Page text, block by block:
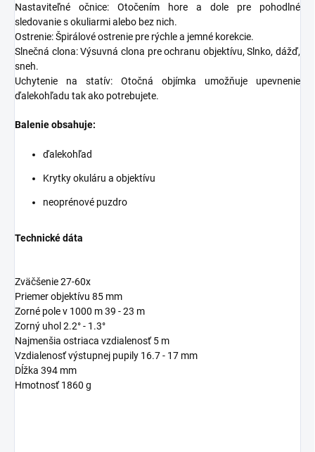
Nastaviteľné očnice: Otočením hore a dole pre pohodlné
sledovanie s okuliarmi alebo bez nich.
Ostrenie: Špirálové ostrenie pre rýchle a jemné korekcie.
Slnečná clona: Výsuvná clona pre ochranu objektívu, Slnko, dážď,
sneh.
Uchytenie na statív: Otočná objímka umožňuje upevnenie
ďalekohľadu tak ako potrebujete.
Balenie obsahuje:
ďalekohľad
Krytky okuláru a objektívu
neoprénové puzdro
Technické dáta
Zväčšenie 27-60x
Priemer objektívu 85 mm
Zorné pole v 1000 m 39 - 23 m
Zorný uhol 2.2° - 1.3°
Najmenšia ostriaca vzdialenosť 5 m
Vzdialenosť výstupnej pupily 16.7 - 17 mm
Dĺžka 394 mm
Hmotnosť 1860 g